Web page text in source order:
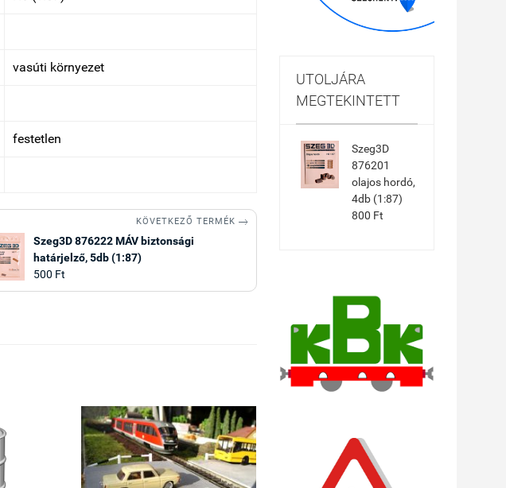
vasúti környezet
festetlen
KÖVETKEZŐ TERMÉK 
Szeg3D 876222 MÁV biztonsági
határjelző, 5db (1:87)
500 Ft
UTOLJÁRA
MEGTEKINTETT
Szeg3D
876201
olajos hordó,
4db (1:87)
800 Ft